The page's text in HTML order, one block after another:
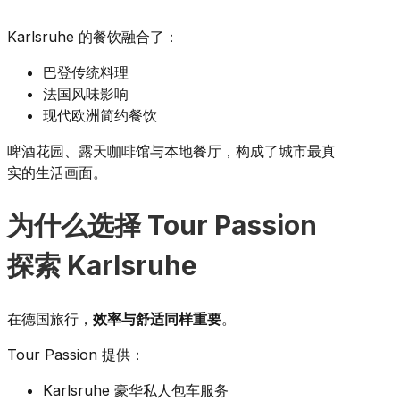
Karlsruhe 的餐饮融合了：
巴登传统料理
法国风味影响
现代欧洲简约餐饮
啤酒花园、露天咖啡馆与本地餐厅，构成了城市最真
实的生活画面。
为什么选择 Tour Passion
探索 Karlsruhe
在德国旅行， 效率与舒适同样重要。
Tour Passion 提供：
Karlsruhe 豪华私人包车服务